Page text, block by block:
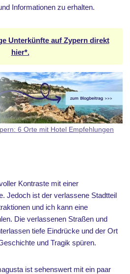
Informationen zu erhalten.
Unterkünfte auf Zypern direkt
hier*.
6 Orte mit Hotel Empfehlungen
Kontraste mit einer
Jedoch ist der verlassene Stadtteil
und ich kann eine
Die verlassenen Straßen und
tiefe Eindrücke und der Ort
und Tragik spüren.
ist sehenswert mit ein paar